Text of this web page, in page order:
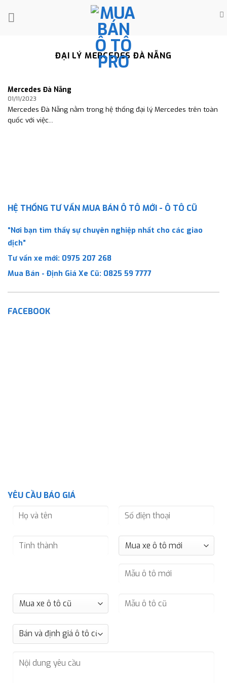
ĐẠI LÝ MERCEDES ĐÀ NẴNG
Mercedes Đà Nẵng
01/11/2023
Mercedes Đà Nẵng nằm trong hệ thống đại lý Mercedes trên toàn
quốc với việc...
HỆ THỐNG TƯ VẤN MUA BÁN Ô TÔ MỚI - Ô TÔ CŨ
“Nơi bạn tìm thấy sự chuyên nghiệp nhất cho các giao
dịch”
Tư vấn xe mới: 0975 207 268
Mua Bán - Định Giá Xe Cũ: 0825 59 7777
FACEBOOK
YÊU CẦU BÁO GIÁ